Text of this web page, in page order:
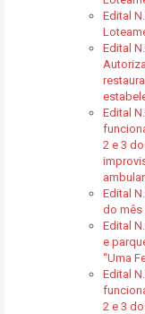
Edital
Edital
Edital
2 e 3
Edital
do mês
Edital
e
“Uma
Edital
2 e 3